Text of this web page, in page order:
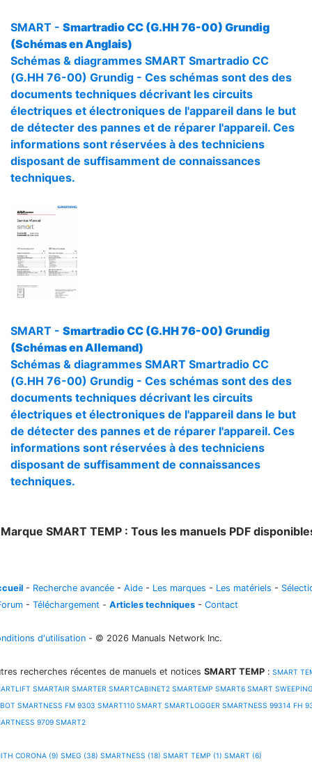
SMART - Smartradio CC (G.HH 76-00) Grundig
(Schémas en Anglais)
Schémas & diagrammes SMART Smartradio CC
(G.HH 76-00) Grundig - Ces schémas sont des des
documents techniques décrivant les circuits
électriques et électroniques de l'appareil dans le but
de détecter des pannes et de réparer l'appareil. Ces
informations sont réservées à des techniciens
disposant de suffisamment de connaissances
techniques.
SMART - Smartradio CC (G.HH 76-00) Grundig
(Schémas en Allemand)
Schémas & diagrammes SMART Smartradio CC
(G.HH 76-00) Grundig - Ces schémas sont des des
documents techniques décrivant les circuits
électriques et électroniques de l'appareil dans le but
de détecter des pannes et de réparer l'appareil. Ces
informations sont réservées à des techniciens
disposant de suffisamment de connaissances
techniques.
Marque SMART TEMP : Tous les manuels PDF
- Recherche avancée - Aide - Les marques - Les matériels -
- Téléchargement - Articles techniques - Contact
d'utilisation - © 2026 Manuals Network Inc.
recherches récentes de manuels et notices SMART TEMP : SMART
SMARTAIR SMARTER SMARTCABINET2 SMARTEMP SMART6 SMART
SMARTNESS FM 9303 SMART110 SMART SMARTLOGGER SMARTNESS 99314 FH
9709 SMART2
CORONA (9) SMEG (38) SMARTNESS (18) SMART TEMP (1) SMART (6)